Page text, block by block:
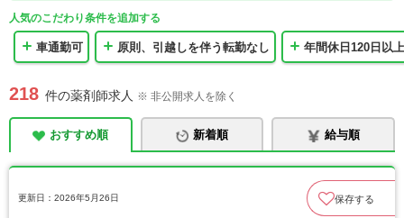
人気のこだわり条件を追加する
車通勤可 原則、引越しを伴う転勤なし 年間休日120日以上
218 件の薬剤師求人 ※ 非公開求人を除く
おすすめ順 新着順 給与順
更新日：2026年5月26日 保存する